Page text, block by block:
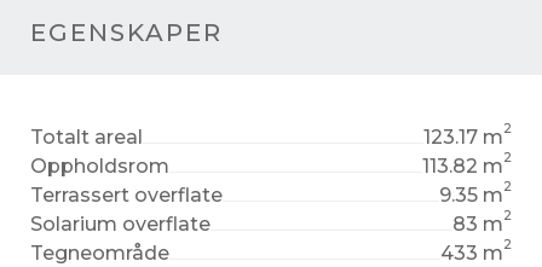
EGENSKAPER
Totalt areal 123.17 m2
Oppholdsrom 113.82 m2
Terrassert overflate 9.35 m2
Solarium overflate 83 m2
Tegneområde 433 m2